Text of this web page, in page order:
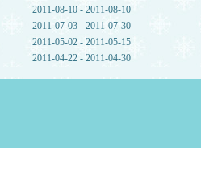
2011-08-10 - 2011-08-10
2011-07-03 - 2011-07-30
2011-05-02 - 2011-05-15
2011-04-22 - 2011-04-30